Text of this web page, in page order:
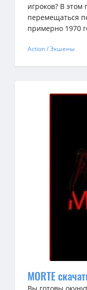
игроков? В этом
перемещаться
примерно 1970
Action / Экшены
MORTE
Вы готовы